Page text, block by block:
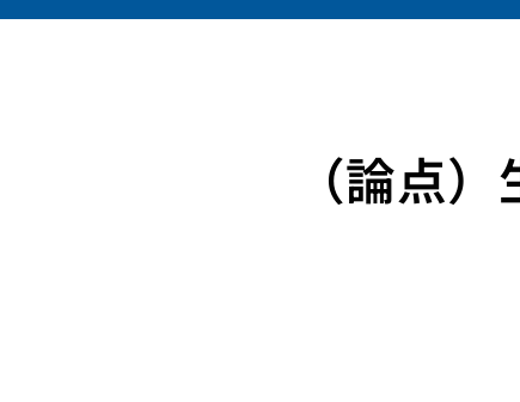
（論点